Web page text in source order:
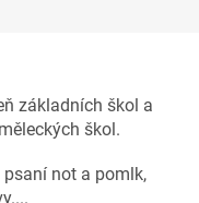
základních škol a
škol.
not a pomlk,